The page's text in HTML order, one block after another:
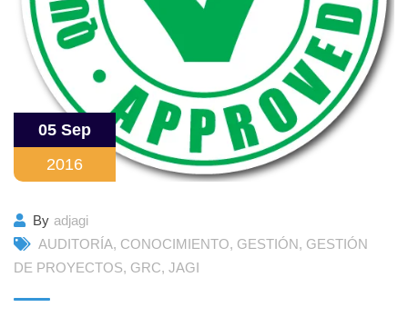
05 Sep
2016
By adjagi
AUDITORÍA, CONOCIMIENTO, GESTIÓN, GESTIÓN
DE PROYECTOS, GRC, JAGI